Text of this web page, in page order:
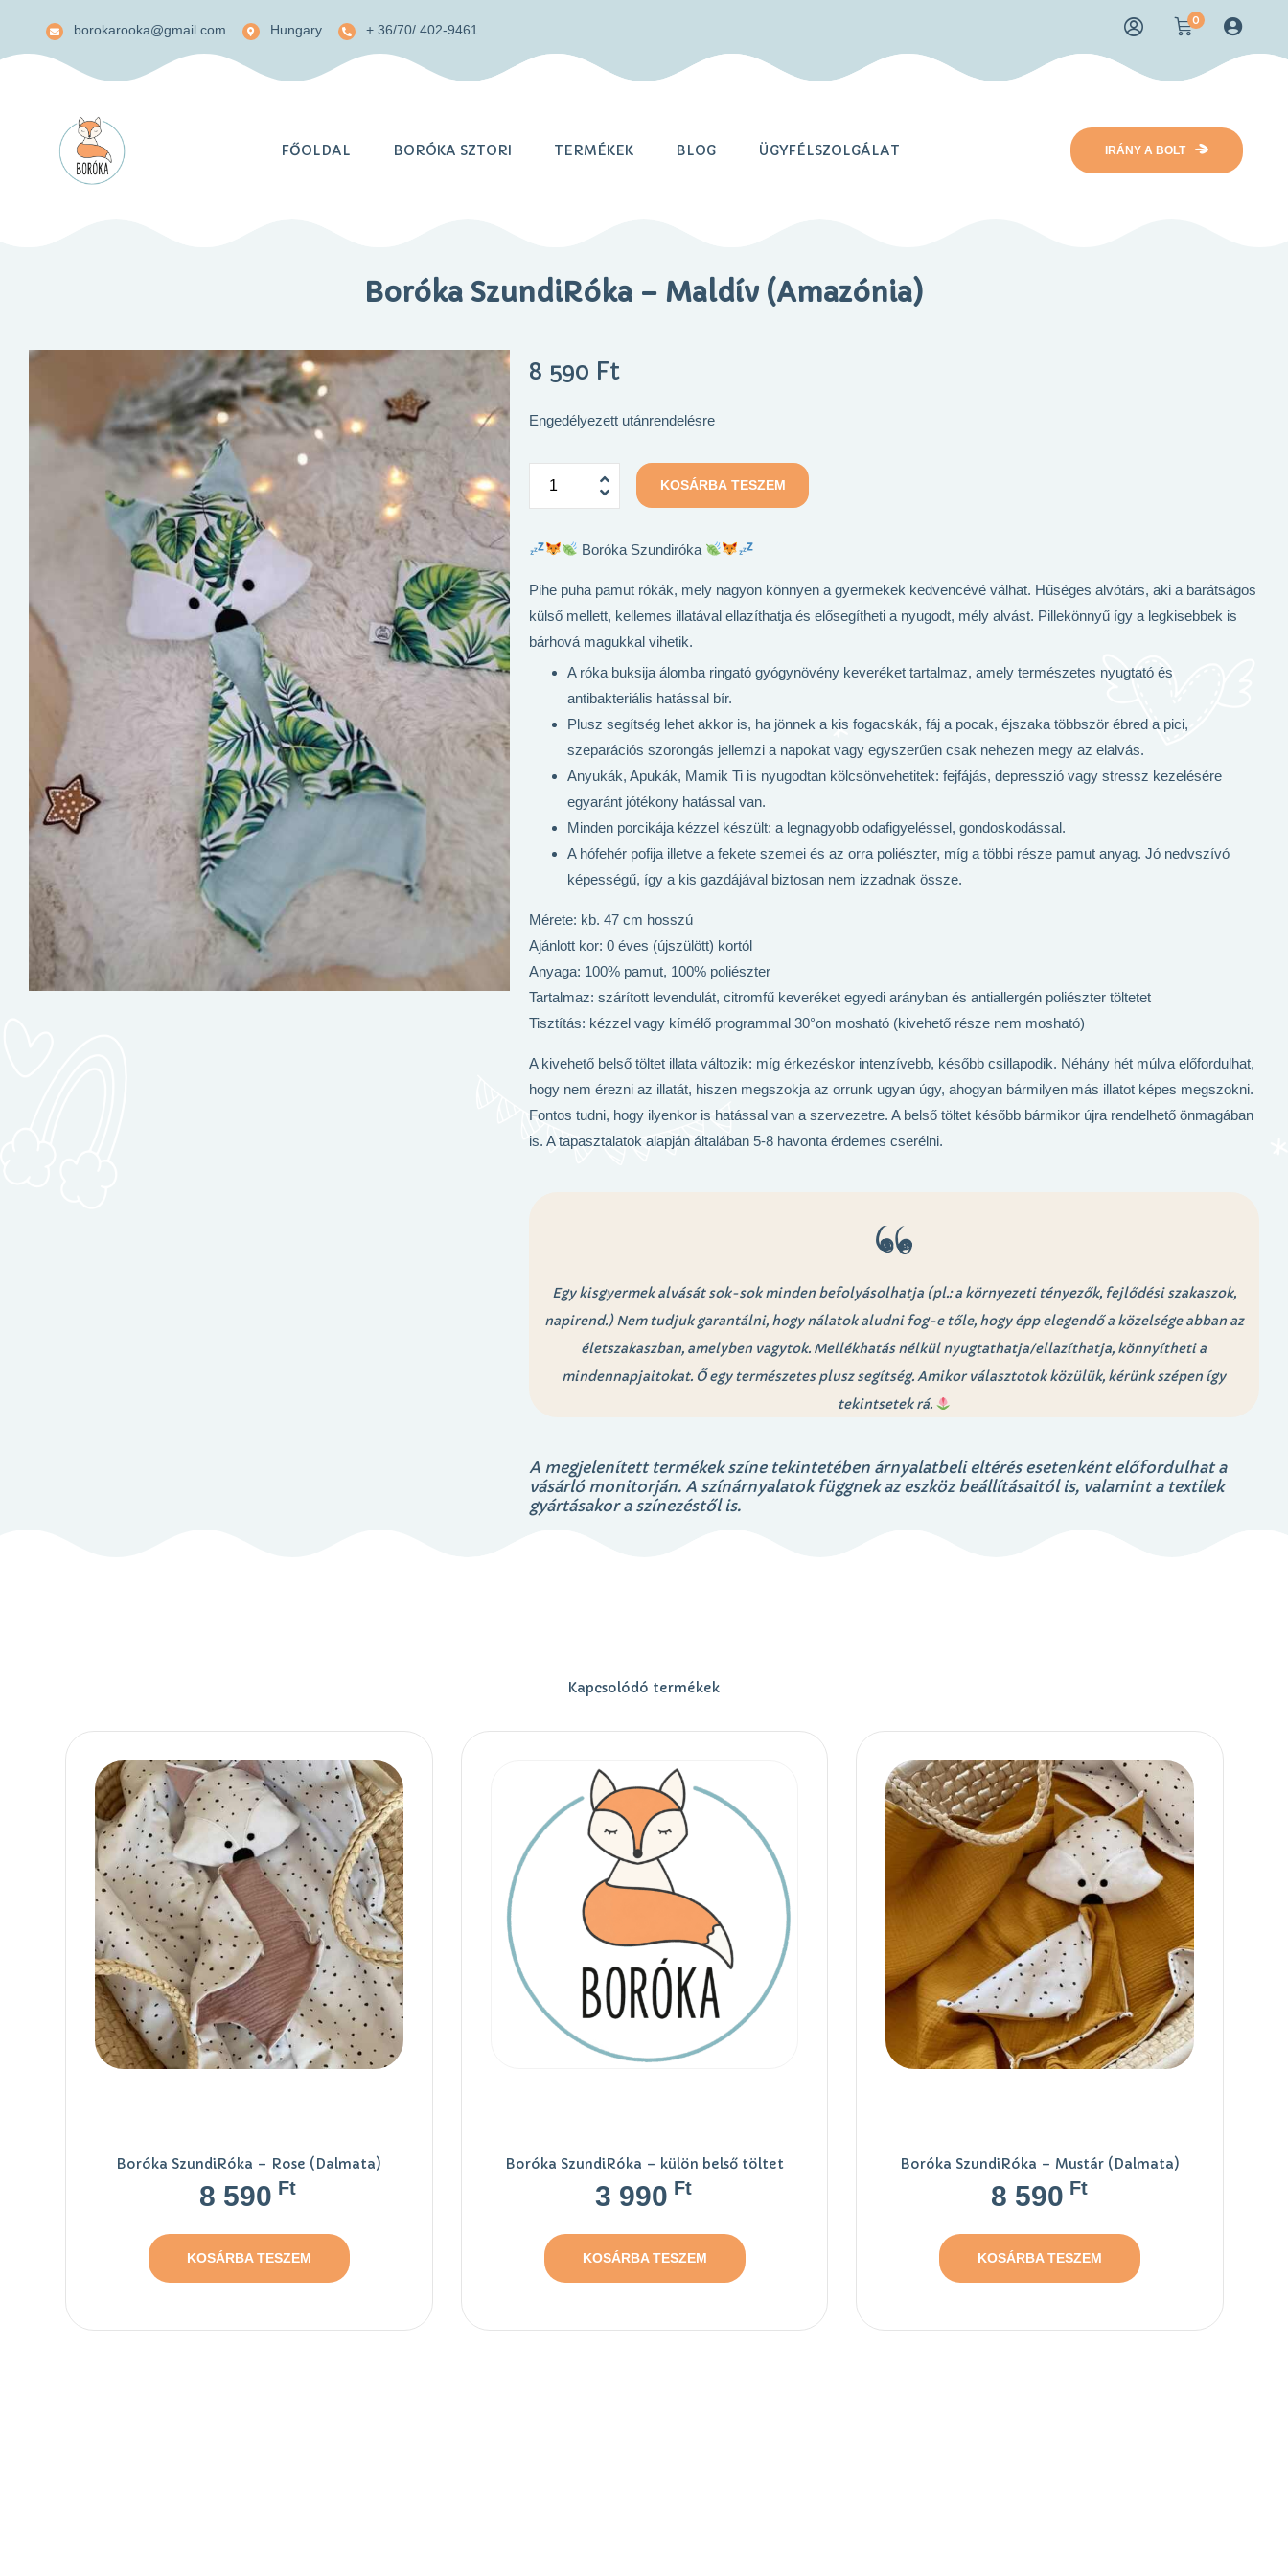
borokarooka@gmail.com Hungary + 36/70/ 402-9461
0
FŐOLDAL BORÓKA SZTORI TERMÉKEK BLOG ÜGYFÉLSZOLGÁLAT IRÁNY A BOLT
Boróka SzundiRóka – Maldív (Amazónia)
8 590 Ft
Engedélyezett utánrendelésre
KOSÁRBA TESZEM
Boróka Szundiróka
Pihe puha pamut rókák, mely nagyon könnyen a gyermekek kedvencévé válhat. Hűséges alvótárs, aki a barátságos
külső mellett, kellemes illatával ellazíthatja és elősegítheti a nyugodt, mély alvást. Pillekönnyű így a legkisebbek is
bárhová magukkal vihetik.
A róka buksija álomba ringató gyógynövény keveréket tartalmaz, amely természetes nyugtató és
antibakteriális hatással bír.
Plusz segítség lehet akkor is, ha jönnek a kis fogacskák, fáj a pocak, éjszaka többször ébred a pici,
szeparációs szorongás jellemzi a napokat vagy egyszerűen csak nehezen megy az elalvás.
Anyukák, Apukák, Mamik Ti is nyugodtan kölcsönvehetitek: fejfájás, depresszió vagy stressz kezelésére
egyaránt jótékony hatással van.
Minden porcikája kézzel készült: a legnagyobb odafigyeléssel, gondoskodással.
A hófehér pofija illetve a fekete szemei és az orra poliészter, míg a többi része pamut anyag. Jó nedvszívó
képességű, így a kis gazdájával biztosan nem izzadnak össze.
Mérete: kb. 47 cm hosszú
Ajánlott kor: 0 éves (újszülött) kortól
Anyaga: 100% pamut, 100% poliészter
Tartalmaz: szárított levendulát, citromfű keveréket egyedi arányban és antiallergén poliészter töltetet
Tisztítás: kézzel vagy kímélő programmal 30°on mosható (kivehető része nem mosható)
A kivehető belső töltet illata változik: míg érkezéskor intenzívebb, később csillapodik. Néhány hét múlva előfordulhat,
hogy nem érezni az illatát, hiszen megszokja az orrunk ugyan úgy, ahogyan bármilyen más illatot képes megszokni.
Fontos tudni, hogy ilyenkor is hatással van a szervezetre. A belső töltet később bármikor újra rendelhető önmagában
is. A tapasztalatok alapján általában 5-8 havonta érdemes cserélni.
Egy kisgyermek alvását sok-sok minden befolyásolhatja (pl.: a környezeti tényezők, fejlődési szakaszok,
napirend.) Nem tudjuk garantálni, hogy nálatok aludni fog-e tőle, hogy épp elegendő a közelsége abban az
életszakaszban, amelyben vagytok. Mellékhatás nélkül nyugtathatja/ellazíthatja, könnyítheti a
mindennapjaitokat. Ő egy természetes plusz segítség. Amikor választotok közülük, kérünk szépen így
tekintsetek rá.
A megjelenített termékek színe tekintetében árnyalatbeli eltérés esetenként előfordulhat a
vásárló monitorján. A színárnyalatok függnek az eszköz beállításaitól is, valamint a textilek
gyártásakor a színezéstől is.
Kapcsolódó termékek
Boróka SzundiRóka – Rose (Dalmata)
8 590Ft
KOSÁRBA TESZEM
Boróka SzundiRóka – külön belső töltet
3 990Ft
KOSÁRBA TESZEM
Boróka SzundiRóka – Mustár (Dalmata)
8 590Ft
KOSÁRBA TESZEM